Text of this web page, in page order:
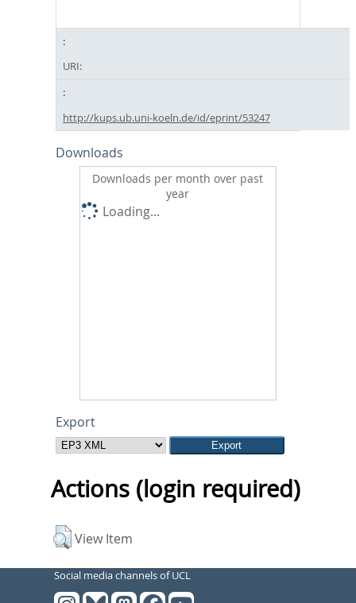
URI:
http://kups.ub.uni-koeln.de/id/eprint/53247
Downloads
Downloads per month over past
year
Loading...
Export
Actions (login required)
View Item
Social media channels of UCL